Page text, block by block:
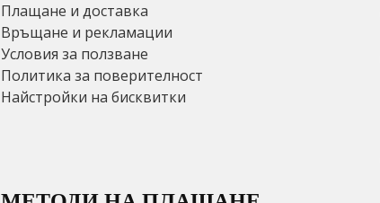
Плащане и доставка
Връщане и рекламации
Условия за ползване
Политика за поверителност
Найстройки на бисквитки